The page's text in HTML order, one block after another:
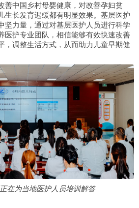
善中国乡村母婴健康，对改善孕妇贫
生长发育迟缓都有明显效果。基层医护
坚力量，通过对基层医护人员进行科学
医护专业团队，相信能够有效快速改善
，调整生活方式，从而助力儿童早期健
在为当地医护人员培训解答